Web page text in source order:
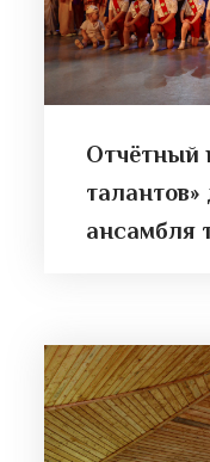
Отчётный
ансамбля